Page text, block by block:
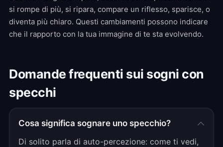
si rompe di più, si ripara, compare un riflesso, sparisce, o
diventa più chiaro. Questi cambiamenti possono indicare
che il rapporto con la tua immagine di te sta evolvendo.
Domande frequenti sui sogni con
specchi
Cosa significa sognare uno specchio?
Di solito parla di auto-percezione: come ti vedi,